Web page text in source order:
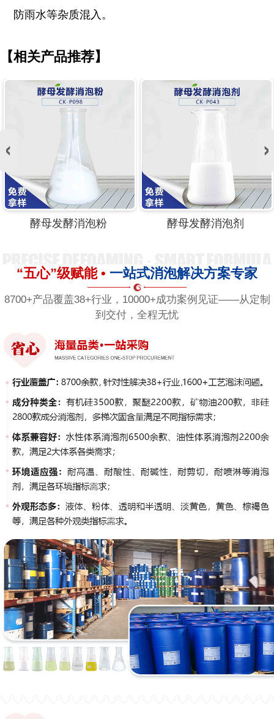
防雨水等杂质混入。
【相关产品推荐】
酵母发酵消泡粉 酵母发酵消泡剂
“五心”级赋能 • 一站式消泡解决方案专家
8700+产品覆盖38+行业，10000+成功案例见证——从定制
到交付，全程无忧